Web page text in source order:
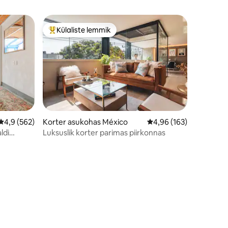
hinnang 4,9/5, 562 hinnangut
4,9 (562)
Külaliste suur lemmik
Külaliste lemmik
Korter asukohas México Keskmine hinnang
4,96 (163)
Luksuslik korter parimas piirkonnas